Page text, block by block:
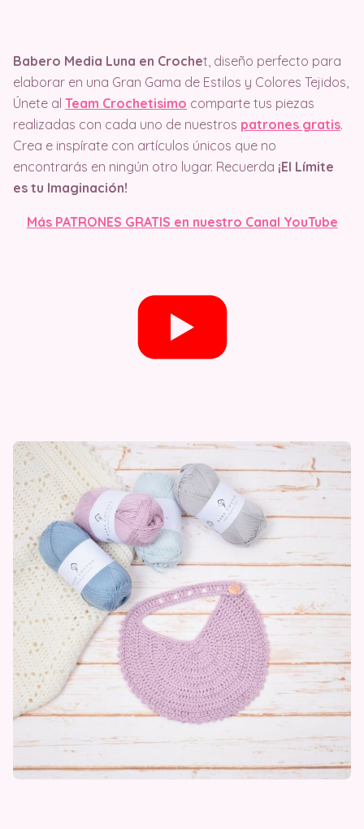
Babero Media Luna en Crochet, diseño perfecto para
elaborar en una Gran Gama de Estilos y Colores Tejidos,
Únete al Team Crochetisimo comparte tus piezas
realizadas con cada uno de nuestros patrones gratis.
Crea e inspírate con artículos únicos que no
encontrarás en ningún otro lugar. Recuerda ¡El Límite
es tu Imaginación!
Más PATRONES GRATIS en nuestro Canal YouTube